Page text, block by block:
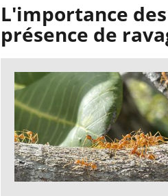
L'importance
présence de